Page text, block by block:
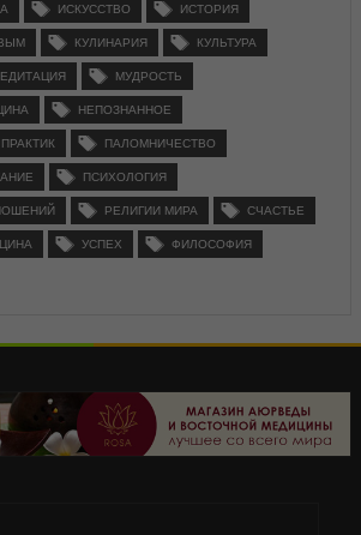
ИСКУССТВО ИСТОРИЯ
КУЛИНАРИЯ КУЛЬТУРА
МУДРОСТЬ
НЕПОЗНАННОЕ
ПАЛОМНИЧЕСТВО
ПСИХОЛОГИЯ
РЕЛИГИИ МИРА СЧАСТЬЕ
УСПЕХ ФИЛОСОФИЯ